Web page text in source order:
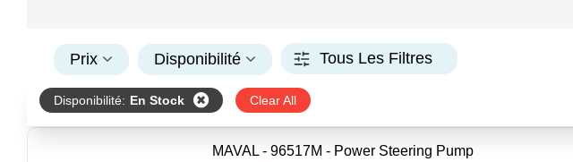
Prix Disponibilité Tous Les Filtres
Disponibilité: En Stock Clear All
MAVAL - 96517M - Power Steering Pump